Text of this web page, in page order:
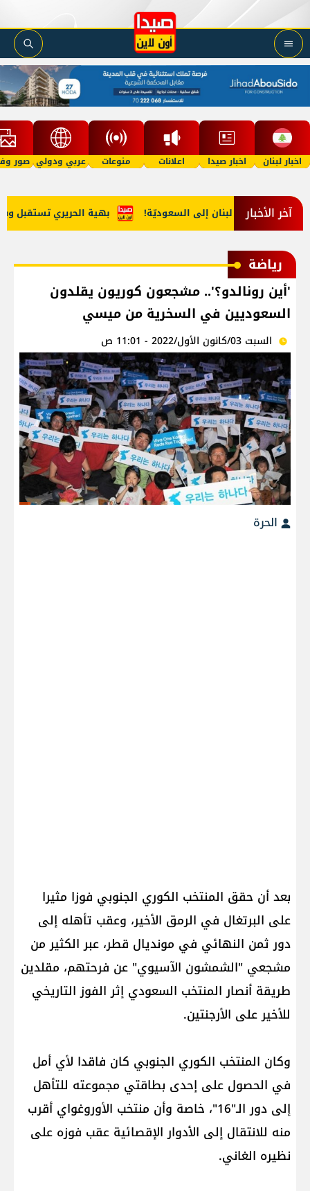
اخبار لبنان اخبار صيدا اعلانات منوعات عربي ودولي صور
آخر الأخبار بهية الحريري تستقبل وفداً مخدّرات من لبنان إلى السعوديّة!
رياضة
'أين رونالدو؟'.. مشجعون كوريون يقلدون
السعوديين في السخرية من ميسي
السبت 03/كانون الأول/2022 - 11:01 ص
الحرة
بعد أن حقق المنتخب الكوري الجنوبي فوزا مثيرا
على البرتغال في الرمق الأخير، وعقب تأهله إلى
دور ثمن النهائي في مونديال قطر، عبر الكثير من
مشجعي "الشمشون الآسيوي" عن فرحتهم، مقلدين
طريقة أنصار المنتخب السعودي إثر الفوز التاريخي
للأخير على الأرجنتين.
وكان المنتخب الكوري الجنوبي كان فاقدا لأي أمل
في الحصول على إحدى بطاقتي مجموعته للتأهل
إلى دور الـ"16"، خاصة وأن منتخب الأوروغواي أقرب
منه للانتقال إلى الأدوار الإقصائية عقب فوزه على
نظيره الغاني.